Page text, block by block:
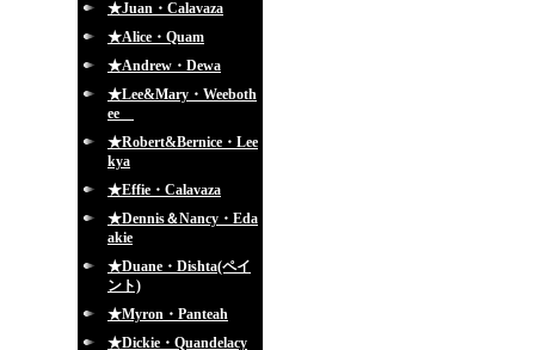
★Juan・Calavaza
★Alice・Quam
★Andrew・Dewa
★Lee&Mary・Weeboth
ee
★Robert&Bernice・Lee
kya
★Effie・Calavaza
★Dennis＆Nancy・Eda
akie
★Duane・Dishta(ペイ
ント)
★Myron・Panteah
★Dickie・Quandelacy